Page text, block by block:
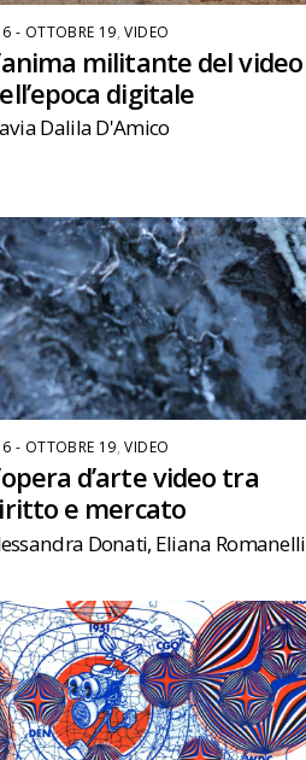
- OTTOBRE 19,VIDEO
militante del video
digitale
Dalila D'Amico
- OTTOBRE 19,VIDEO
d’arte video tra
e mercato
Donati, Eliana Romanelli